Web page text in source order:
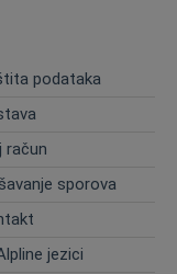
podataka
račun
sporova
jezici